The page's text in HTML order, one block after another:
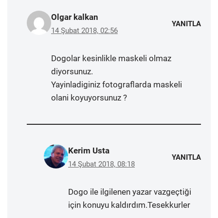
Olgar kalkan
14 Şubat 2018, 02:56
YANITLA
Dogolar kesinlikle maskeli olmaz
diyorsunuz.
Yayinladiginiz fotograflarda maskeli
olani koyuyorsunuz ?
Kerim Usta
14 Şubat 2018, 08:18
YANITLA
Dogo ile ilgilenen yazar vazgeçtiği
için konuyu kaldırdım.Tesekkurler